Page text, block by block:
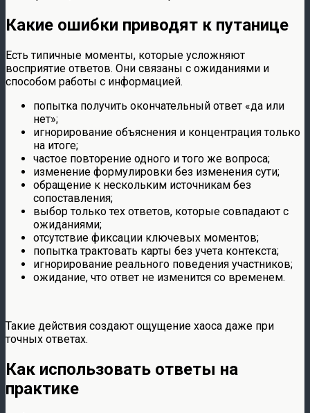
Какие ошибки приводят к путанице
Есть типичные моменты, которые усложняют
восприятие ответов. Они связаны с ожиданиями и
способом работы с информацией.
попытка получить окончательный ответ «да или
нет»;
игнорирование объяснения и концентрация только
на итоге;
частое повторение одного и того же вопроса;
изменение формулировки без изменения сути;
обращение к нескольким источникам без
сопоставления;
выбор только тех ответов, которые совпадают с
ожиданиями;
отсутствие фиксации ключевых моментов;
попытка трактовать карты без учета контекста;
игнорирование реального поведения участников;
ожидание, что ответ не изменится со временем.
Такие действия создают ощущение хаоса даже при
точных ответах.
Как использовать ответы на
практике